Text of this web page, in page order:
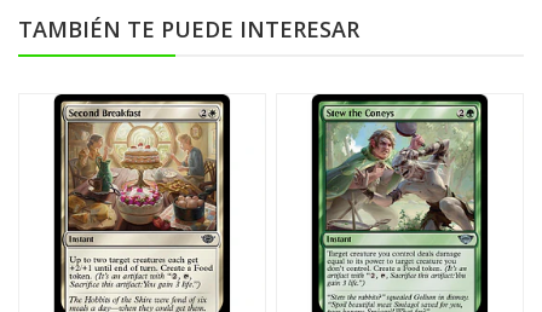
TAMBIÉN TE PUEDE INTERESAR